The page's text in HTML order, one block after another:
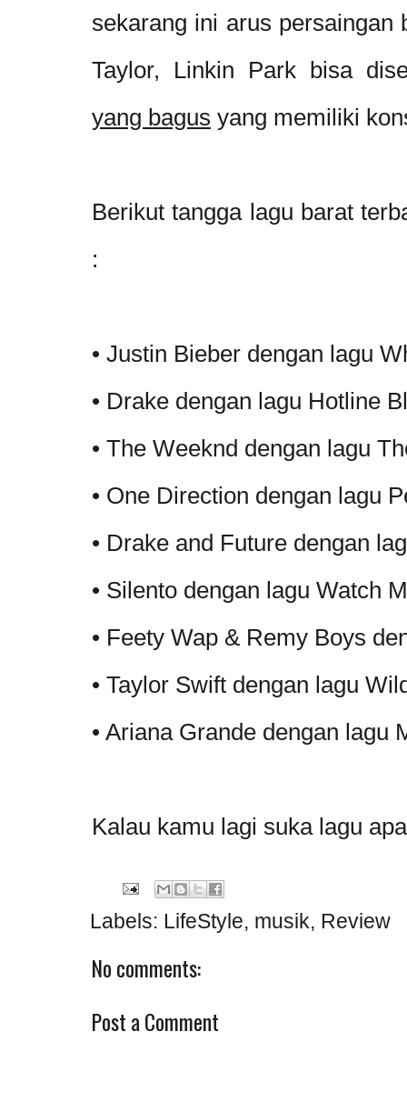
sekarang ini arus persaingan
Taylor, Linkin Park bisa
yang bagus yang memiliki
Berikut tangga lagu barat
:
• Justin Bieber dengan lagu
• Drake dengan lagu Hotline
• The Weeknd dengan lagu
• One Direction dengan lagu
• Drake and Future dengan
• Silento dengan lagu Watch
• Feety Wap & Remy Boys
• Taylor Swift dengan lagu
• Ariana Grande dengan lagu
Kalau kamu lagi suka lagu
Labels: LifeStyle, musik, Review
No comments:
Post a Comment